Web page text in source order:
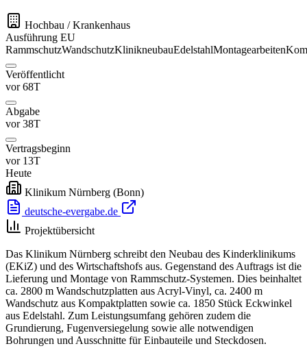
Hochbau / Krankenhaus
Ausführung EU
RammschutzWandschutzKlinikneubauEdelstahlMontagearbeiten
Veröffentlicht
vor 68T
Abgabe
vor 38T
Vertragsbeginn
vor 13T
Heute
Klinikum Nürnberg (Bonn)
deutsche-evergabe.de
Projektübersicht
Das Klinikum Nürnberg schreibt den Neubau des Kinderklinikums
(EKiZ) und des Wirtschaftshofs aus. Gegenstand des Auftrags ist die
Lieferung und Montage von Rammschutz-Systemen. Dies beinhaltet
ca. 2800 m Wandschutzplatten aus Acryl-Vinyl, ca. 2400 m
Wandschutz aus Kompaktplatten sowie ca. 1850 Stück Eckwinkel
aus Edelstahl. Zum Leistungsumfang gehören zudem die
Grundierung, Fugenversiegelung sowie alle notwendigen
Bohrungen und Ausschnitte für Einbauteile und Steckdosen.